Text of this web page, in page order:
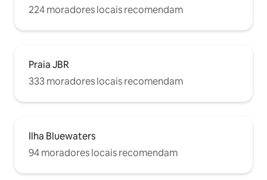
224 moradores locais recomendam
Praia JBR
333 moradores locais recomendam
Ilha Bluewaters
94 moradores locais recomendam